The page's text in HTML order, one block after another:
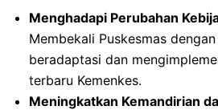
Menghadapi Perubahan
Membekali Puskesmas
beradaptasi dan
terbaru Kemenkes.
Meningkatkan Kemandirian